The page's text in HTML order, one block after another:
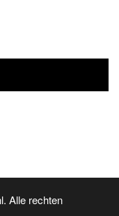
Alle rechten